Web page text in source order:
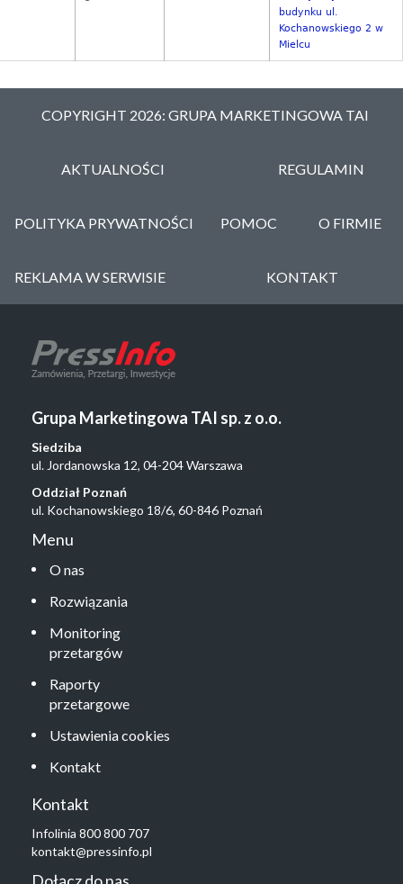
budynku ul.
Kochanowskiego 2 w
Mielcu
COPYRIGHT 2026: GRUPA MARKETINGOWA TAI
AKTUALNOŚCI REGULAMIN
POLITYKA PRYWATNOŚCI POMOC O FIRMIE
REKLAMA W SERWISIE KONTAKT
Grupa Marketingowa TAI sp. z o.o.
Siedziba
ul. Jordanowska 12, 04-204 Warszawa
Oddział Poznań
ul. Kochanowskiego 18/6, 60-846 Poznań
Menu
O nas
Rozwiązania
Monitoring
przetargów
Raporty
przetargowe
Ustawienia cookies
Kontakt
Kontakt
Infolinia 800 800 707
kontakt@pressinfo.pl